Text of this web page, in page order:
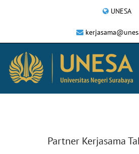
UNESA
Partner Kerjasama